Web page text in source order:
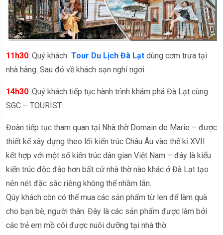
11h30: Quý khách Tour Du Lịch Đà Lạt dùng cơm trưa tại
nhà hàng. Sau đó về khách sạn nghỉ ngơi.
14h30: Quý khách tiếp tục hành trình khám phá Đà Lạt cùng
SGC – TOURIST:
Đoàn tiếp tục tham quan tại Nhà thờ Domain de Marie – được
thiết kế xây dựng theo lối kiến trúc Châu Âu vào thế kỉ XVII
kết hợp với một số kiến trúc dân gian Việt Nam – đây là kiểu
kiến trúc độc đáo hơn bất cứ nhà thờ nào khác ở Đà Lạt tạo
nên nét đặc sắc riêng không thể nhầm lẫn.
Qúy khách còn có thế mua các sản phẩm từ len để làm quà
cho bạn bè, người thân. Đây là các sản phẩm được làm bởi
các trẻ em mồ côi được nuôi dưỡng tại nhà thờ.